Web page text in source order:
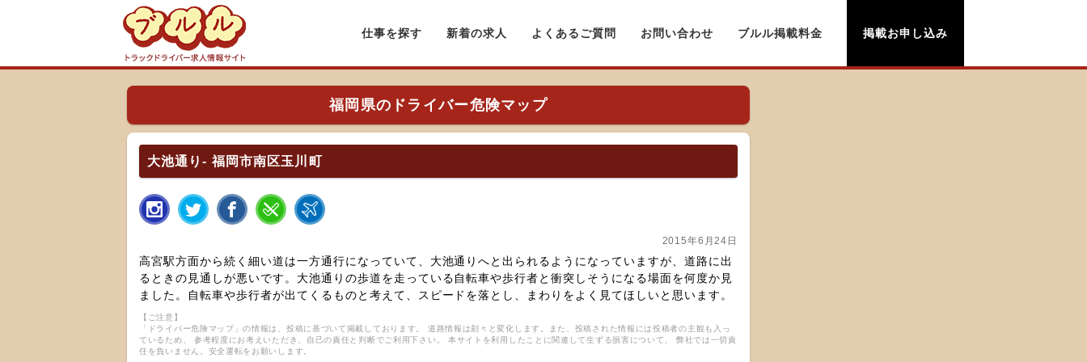
仕事を探す 新着の求人 よくあるご質問 お問い合わせ ブルル掲載料金 掲載お申し込み
福岡県のドライバー危険マップ
大池通り- 福岡市南区玉川町
2015年6月24日
高宮駅方面から続く細い道は一方通行になっていて、大池通りへと出られるようになっていますが、道路に出
るときの見通しが悪いです。大池通りの歩道を走っている自転車や歩行者と衝突しそうになる場面を何度か見
ました。自転車や歩行者が出てくるものと考えて、スピードを落とし、まわりをよく見てほしいと思います。
【ご注意】
「ドライバー危険マップ」の情報は、投稿に基づいて掲載しております。 道路情報は刻々と変化します。また、投稿された情報には投稿者の主観も入っ
ているため、 参考程度にお考えいただき、自己の責任と判断でご利用下さい。 本サイトを利用したことに関連して生ずる損害について、 弊社では一切責
任を負いません。安全運転をお願いします。